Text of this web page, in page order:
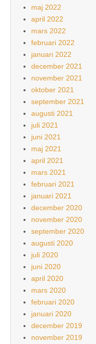
maj 2022
april 2022
mars 2022
februari 2022
januari 2022
december 2021
november 2021
oktober 2021
september 2021
augusti 2021
juli 2021
juni 2021
maj 2021
april 2021
mars 2021
februari 2021
januari 2021
december 2020
november 2020
september 2020
augusti 2020
juli 2020
juni 2020
april 2020
mars 2020
februari 2020
januari 2020
december 2019
november 2019